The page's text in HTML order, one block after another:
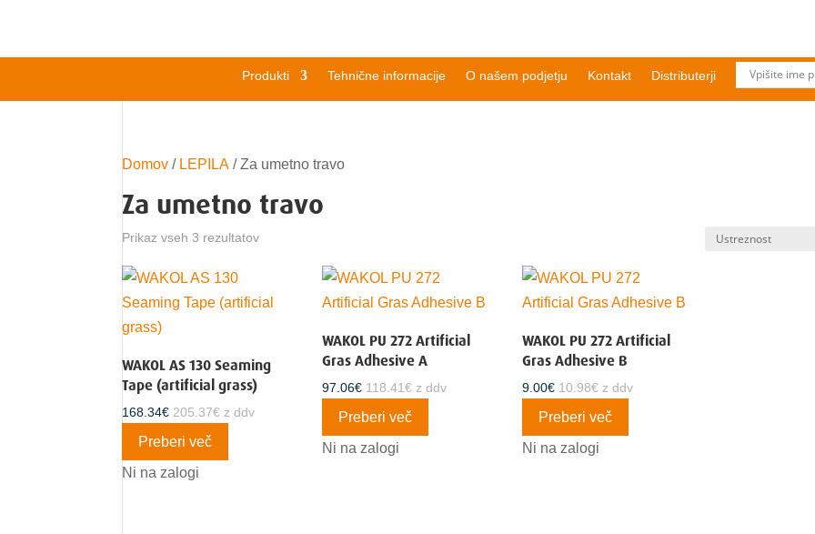
Produkti Tehnične informacije O našem podjetju Kontakt Distributerji
Domov / LEPILA /Za umetno travo
Za umetno travo
Prikaz vseh 3 rezultatov
WAKOL AS 130 Seaming
Tape (artificial grass)
168.34€ 205.37€ z ddv
Preberi več
Ni na zalogi
WAKOL PU 272 Artificial
Gras Adhesive A
97.06€ 118.41€ z ddv
Preberi več
Ni na zalogi
WAKOL PU 272 Artificial
Gras Adhesive B
9.00€ 10.98€ z ddv
Preberi več
Ni na zalogi